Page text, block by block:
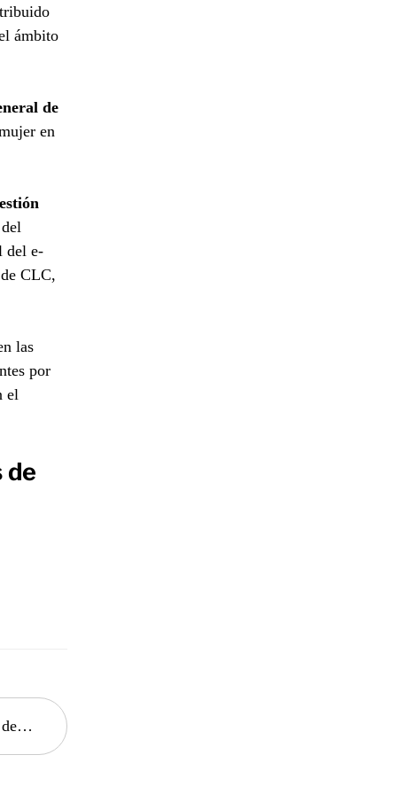
ámbito
de
en
del e-
CLC,
las
por
el
de
actuales.